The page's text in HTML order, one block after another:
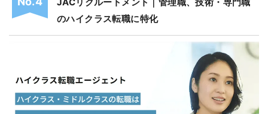
のハイクラス転職に特化